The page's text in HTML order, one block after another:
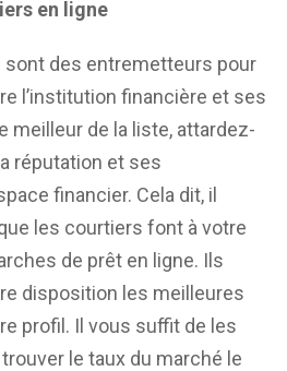
en ligne
sont des entremetteurs pour
l’institution financière et ses
meilleur de la liste, attardez-
réputation et ses
financier. Cela dit, il
les courtiers font à votre
de prêt en ligne. Ils
disposition les meilleures
profil. Il vous suffit de les
le taux du marché le